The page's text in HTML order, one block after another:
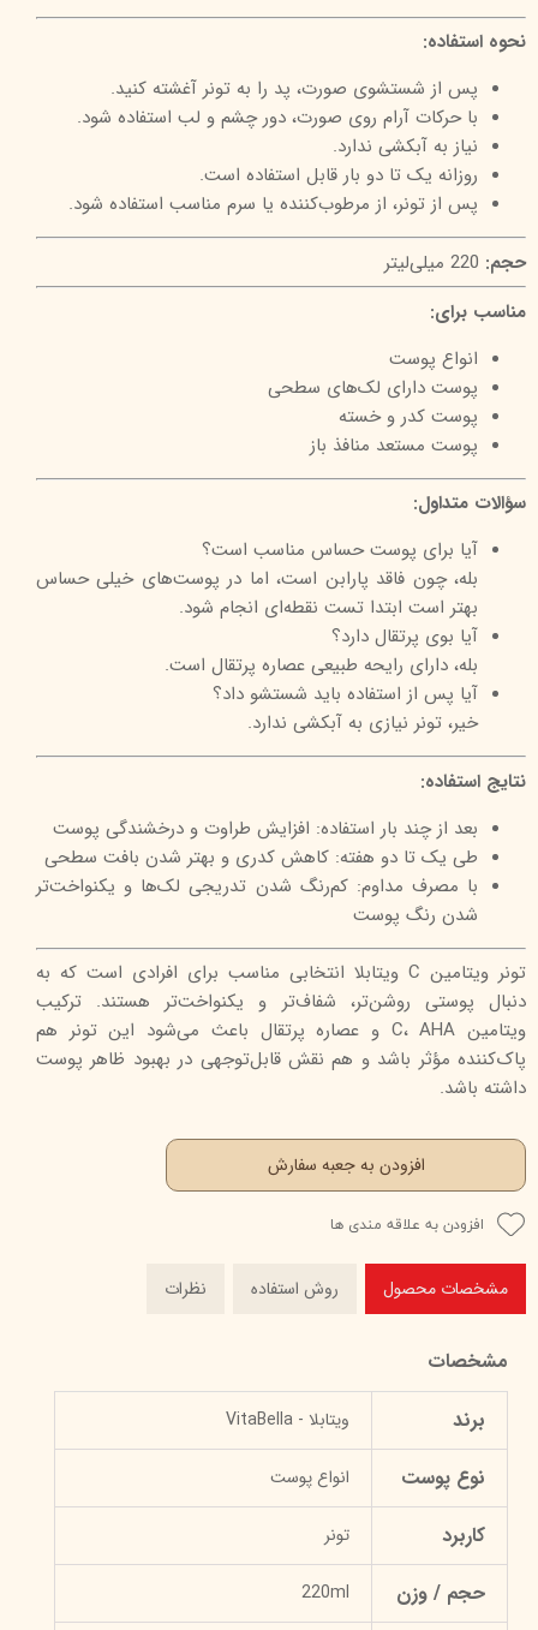
نحوه استفاده:
پس از شستشوی صورت، پد را به تونر آغشته کنید.
با حرکات آرام روی صورت، دور چشم و لب استفاده شود.
نیاز به آبکشی ندارد.
روزانه یک تا دو بار قابل استفاده است.
پس از تونر، از مرطوب‌کننده یا سرم مناسب استفاده شود.
حجم: 220 میلی‌لیتر
مناسب برای:
انواع پوست
پوست دارای لک‌های سطحی
پوست کدر و خسته
پوست مستعد منافذ باز
سؤالات متداول:
آیا برای پوست حساس مناسب است؟
بله، چون فاقد پارابن است، اما در پوست‌های خیلی حساس
بهتر است ابتدا تست نقطه‌ای انجام شود.
آیا بوی پرتقال دارد؟
بله، دارای رایحه طبیعی عصاره پرتقال است.
آیا پس از استفاده باید شستشو داد؟
خیر، تونر نیازی به آبکشی ندارد.
نتایج استفاده:
بعد از چند بار استفاده: افزایش طراوت و درخشندگی پوست
طی یک تا دو هفته: کاهش کدری و بهتر شدن بافت سطحی
با مصرف مداوم: کم‌رنگ شدن تدریجی لک‌ها و یکنواخت‌تر
شدن رنگ پوست
تونر ویتامین C ویتابلا انتخابی مناسب برای افرادی است که به
دنبال پوستی روشن‌تر، شفاف‌تر و یکنواخت‌تر هستند. ترکیب
ویتامین C، AHA و عصاره پرتقال باعث می‌شود این تونر هم
پاک‌کننده مؤثر باشد و هم نقش قابل‌توجهی در بهبود ظاهر پوست
داشته باشد.
افزودن به جعبه سفارش
افزودن به علاقه مندی ها
مشخصات محصول روش استفاده نظرات
مشخصات
برند
ویتابلا - VitaBella
نوع پوست انواع پوست
کاربرد تونر
حجم / وزن 220ml